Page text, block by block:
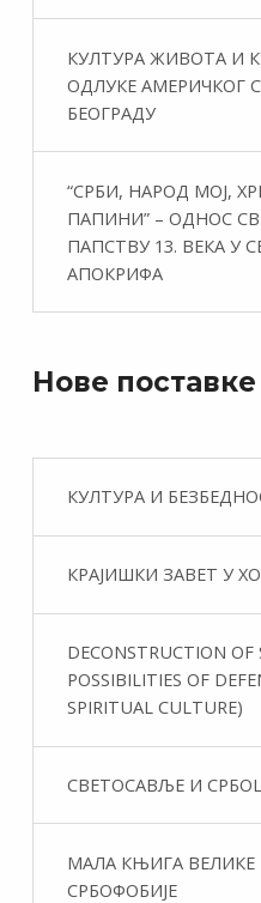
КУЛТУРА ЖИВОТА И
ОДЛУКЕ АМЕРИЧКОГ
БЕОГРАДУ
“СРБИ, НАРОД МОЈ,
ПАПИНИ” – ОДНОС
ПАПСТВУ 13. ВЕКА У
АПОКРИФА
Нове поставке
КУЛТУРА И
КРАЈИШКИ ЗАВЕТ У
DECONSTRUCTION
POSSIBILITIES OF
SPIRITUAL CULTURE)
СВЕТОСАВЉЕ И
МАЛА КЊИГА
СРБОФОБИЈЕ